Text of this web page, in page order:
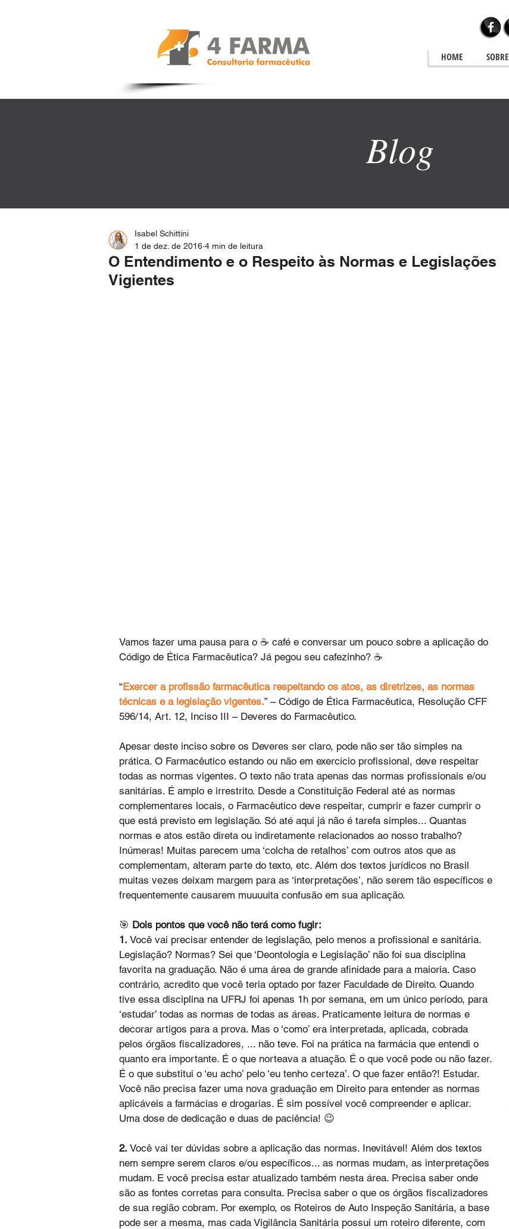
HOME SOBRE
Blog
Blog
O Entendimento e o Respeito às Normas e Legislações
Vigientes
Isabel Schittini
1 de dez. de 2016 4 min de leitura
Vamos fazer uma pausa para o ☕ café e conversar um pouco sobre a aplicação do
Código de Ética Farmacêutica? Já pegou seu cafezinho? ☕
“Exercer a profissão farmacêutica respeitando os atos, as diretrizes, as normas
técnicas e a legislação vigentes.” – Código de Ética Farmacêutica, Resolução CFF
596/14, Art. 12, Inciso III – Deveres do Farmacêutico.
Apesar deste inciso sobre os Deveres ser claro, pode não ser tão simples na
prática. O Farmacêutico estando ou não em exercício profissional, deve respeitar
todas as normas vigentes. O texto não trata apenas das normas profissionais e/ou
sanitárias. É amplo e irrestrito. Desde a Constituição Federal até as normas
complementares locais, o Farmacêutico deve respeitar, cumprir e fazer cumprir o
que está previsto em legislação. Só até aqui já não é tarefa simples... Quantas
normas e atos estão direta ou indiretamente relacionados ao nosso trabalho?
Inúmeras! Muitas parecem uma ‘colcha de retalhos’ com outros atos que as
complementam, alteram parte do texto, etc. Além dos textos jurídicos no Brasil
muitas vezes deixam margem para as ‘interpretações’, não serem tão específicos e
frequentemente causarem muuuuita confusão em sua aplicação.
🎯 Dois pontos que você não terá como fugir:
1. Você vai precisar entender de legislação, pelo menos a profissional e sanitária.
Legislação? Normas? Sei que ‘Deontologia e Legislação’ não foi sua disciplina
favorita na graduação. Não é uma área de grande afinidade para a maioria. Caso
contrário, acredito que você teria optado por fazer Faculdade de Direito. Quando
tive essa disciplina na UFRJ foi apenas 1h por semana, em um único período, para
‘estudar’ todas as normas de todas as áreas. Praticamente leitura de normas e
decorar artigos para a prova. Mas o ‘como’ era interpretada, aplicada, cobrada
pelos órgãos fiscalizadores, ... não teve. Foi na prática na farmácia que entendi o
quanto era importante. É o que norteava a atuação. É o que você pode ou não fazer.
É o que substitui o ‘eu acho’ pelo ‘eu tenho certeza’. O que fazer então?! Estudar.
Você não precisa fazer uma nova graduação em Direito para entender as normas
aplicáveis a farmácias e drogarias. É sim possível você compreender e aplicar.
Uma dose de dedicação e duas de paciência! 😉
2. Você vai ter dúvidas sobre a aplicação das normas. Inevitável! Além dos textos
nem sempre serem claros e/ou específicos... as normas mudam, as interpretações
mudam. E você precisa estar atualizado também nesta área. Precisa saber onde
são as fontes corretas para consulta. Precisa saber o que os órgãos fiscalizadores
de sua região cobram. Por exemplo, os Roteiros de Auto Inspeção Sanitária, a base
pode ser a mesma, mas cada Vigilância Sanitária possui um roteiro diferente, com